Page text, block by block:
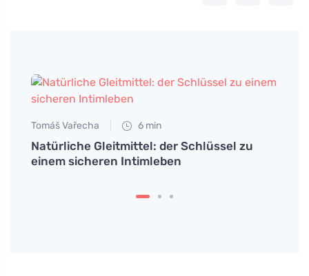
Tomáš Vařecha 6 min
Natürliche Gleitmittel: der Schlüssel zu
einem sicheren Intimleben